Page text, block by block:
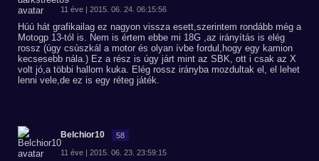
11 éve | 2015. 06. 24. 06:15:56
Húú hát grafikailag ez nagyon vissza esett,szerintem rondább még a
Motogp 13-tól is. Nem is értem ebbe mi 18G ,az irányítás is elég
rossz (úgy csúszkál a motor és olyan ívbe fordul,hogy egy kamion
kecsesebb nála.) Ez a rész is úgy járt mint az SBK, ott i csak az X
volt jó,a többi hallom kuka. Elég rossz irányba mozdultak el, el lehet
lenni vele,de ez is egy réteg játék.
Belchior10 58
11 éve | 2015. 06. 23. 23:59:15